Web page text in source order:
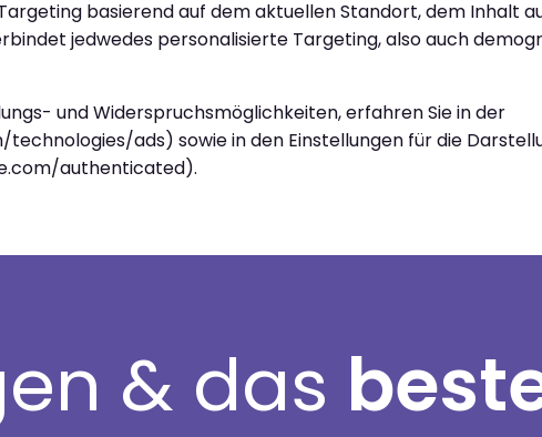
basierend auf dem aktuellen Standort, dem Inhalt
jedwedes personalisierte Targeting, also auch
und Widerspruchsmöglichkeiten, erfahren Sie in der
ads) sowie in den Einstellungen für die
authenticated).
& das